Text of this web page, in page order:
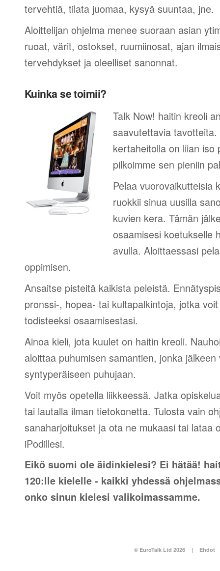
tervehtiä, tilata juomaa, kysyä suuntaa, jne.
Aloittelijan ohjelma menee suoraan asian
ruoat, värit, ostokset, ruumiinosat, ajan
tervehdykset ja oleelliset sanonnat.
Kuinka se toimii?
Talk Now! haitin kreoli
saavutettavia
kertaheitolla on liian
pilkoimme sen pieniin
Pelaa vuorovaikutteisia
ruokkii sinua uusilla
kuvien kera. Tämän
osaamisesi koetukselle
avulla. Aloittaessasi
oppimisen.
Ansaitse pisteitä kaikista peleistä.
pronssi-, hopea- tai kultapalkintoja, jotka
todisteeksi osaamisestasi.
Ainoa kieli, jota kuulet on haitin kreoli.
aloittaa puhumisen samantien, jonka
syntyperäiseen puhujaan.
Voit myös opetella liikkeessä. Jatka
tai lautalla ilman tietokonetta. Tulosta vain
sanaharjoitukset ja ota ne mukaasi tai lataa
iPodillesi.
Eikö suomi ole äidinkielesi? Ei hätää!
120:lle kielelle - kaikki yhdessä
onko sinun kielesi valikoimassamme.
© EuroTalk Ltd 2026 | Ehdot